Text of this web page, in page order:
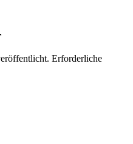
Erforderliche